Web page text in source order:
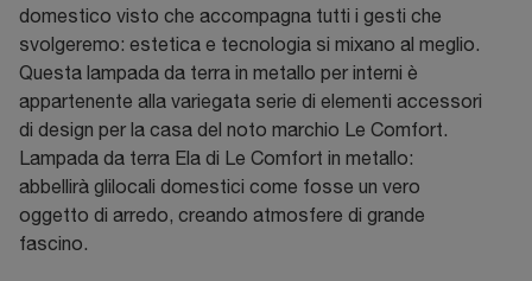
domestico visto che accompagna tutti i gesti che
svolgeremo: estetica e tecnologia si mixano al meglio.
Questa lampada da terra in metallo per interni è
appartenente alla variegata serie di elementi accessori
di design per la casa del noto marchio Le Comfort.
Lampada da terra Ela di Le Comfort in metallo:
abbellirà glilocali domestici come fosse un vero
oggetto di arredo, creando atmosfere di grande
fascino.